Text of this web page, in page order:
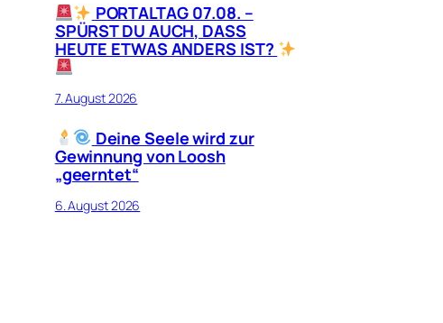
PORTALTAG 07.08. –
SPÜRST DU AUCH, DASS
HEUTE ETWAS ANDERS IST?
7. August 2026
Deine Seele wird zur
Gewinnung von Loosh
„geerntet“
6. August 2026